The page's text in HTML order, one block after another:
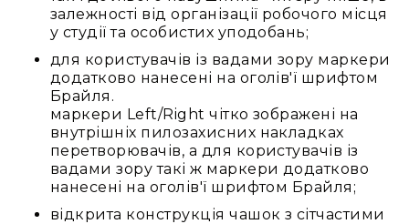
залежності від організації робочого місця
у студії та особистих уподобань;
для користувачів із вадами зору маркери
додатково нанесені на оголів'ї шрифтом
Брайля.
маркери Left/Right чітко зображені на
внутрішніх пилозахисних накладках
перетворювачів, а для користувачів із
вадами зору такі ж маркери додатково
нанесені на оголів'ї шрифтом Брайля;
відкрита конструкція чашок з сітчастими